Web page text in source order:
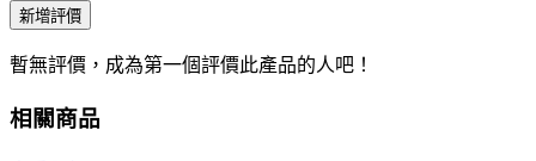
新增評價
暫無評價，成為第一個評價此產品的人吧！
相關商品